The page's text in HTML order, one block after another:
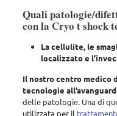
Quali patologie/
con la Cryo t shock
La cellulite, le
localizzato e
Il nostro centro medico
tecnologie
delle patologie. Una di
utilizzata per il